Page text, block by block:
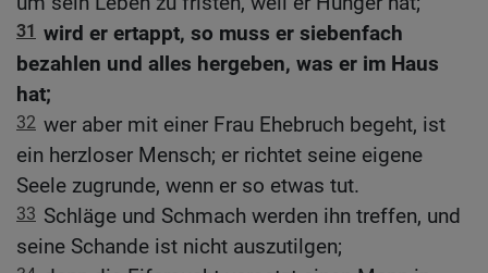
31 wird er ertappt, so muss er siebenfach
bezahlen und alles hergeben, was er im Haus
hat;
32 wer aber mit einer Frau Ehebruch begeht, ist
ein herzloser Mensch; er richtet seine eigene
Seele zugrunde, wenn er so etwas tut.
33 Schläge und Schmach werden ihn treffen, und
seine Schande ist nicht auszutilgen;